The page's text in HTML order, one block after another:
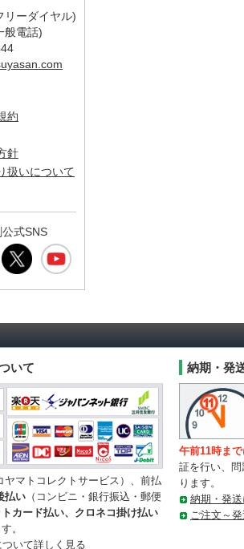
ーダイヤル)
般電話)
約
針
扱いについて
式SNS
いて
ヤマトコレクトサービス）、前払
払い （コンビニ・銀行振込・郵便
カード払い、クロネコ掛け払い
。
いて詳しく見る
納期・発
午前11時まで
証を行い、
ります。
納期・発
ご注文～